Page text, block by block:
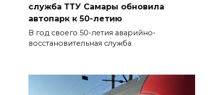
служба ТТУ Самары обновила
автопарк к 50-летию
В год своего 50-летия аварийно-
восстановительная служба